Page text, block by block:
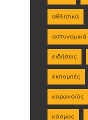
αθλητικά
αστυνομικά
ειδήσεις
εκπομπές
κορωνοϊός
κόσμος